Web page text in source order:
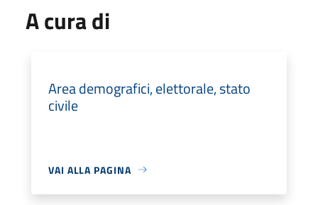
A cura di
Area demografici, elettorale, stato
civile
VAI ALLA PAGINA